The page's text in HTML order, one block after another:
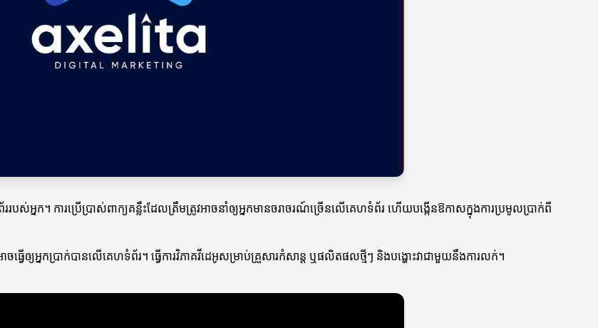
នក។ ការប្រើប្រាស់ពាក្យគន្លឹះដែលត្រឹមត្រូវអាចនាំឲ្យអ្នកមានចរាចរណ៍ច្រើនលើគេហទំព័រ ហើយបង្កើនឱកាសក្នុងការប្រមូលប្រាក់ពី
វើឲ្យអ្នកប្រាក់បានលើគេហទំព័រ។ ធ្វើការវិភាគវីដេអូសម្រាប់គ្រួសារកំសាន្ត ឬផលិតផលថ្មីៗ និងបង្ហោះវាជាមួយនឹងការលក់។